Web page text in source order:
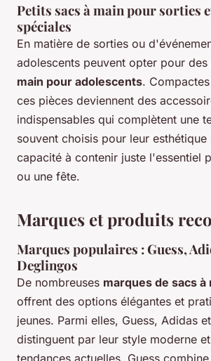
Petits sacs à main pour sorties
spéciales
En matière de sorties ou
adolescents peuvent opter pour des
main pour adolescents.
ces pièces deviennent des
indispensables qui complètent une
souvent choisis pour leur
capacité à contenir juste l'essentiel
ou une fête.
Marques et produits
Marques populaires : Guess,
Deglingos
De nombreuses marques de sacs à
offrent des options élégantes et
jeunes. Parmi elles, Guess, Adidas
distinguent par leur style moderne
tendances actuelles. Guess